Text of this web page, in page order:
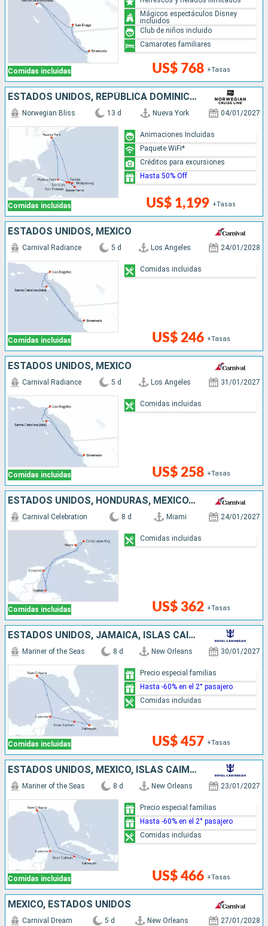
Comidas incluidas US$ 768 +Tasas
Mágicos espectáculos Disney
incluidos
Club de niños incluido
Camarotes familiares
ESTADOS UNIDOS, REPÚBLICA DOMINICANA, PUERTO RICO, SAN MARTÍN
Comidas incluidas
Norwegian Bliss 13 d Nueva York 04/01/2027
US$ 1,199 +Tasas
Animaciones Incluidas
Paquete WiFi*
Créditos para excursiones
Hasta 50% Off
ESTADOS UNIDOS, MÉXICO
Comidas incluidas
Carnival Radiance 5 d Los Angeles 24/01/2028
US$ 246 +Tasas
Comidas incluidas
ESTADOS UNIDOS, MÉXICO
Comidas incluidas
Carnival Radiance 5 d Los Angeles 31/01/2027
US$ 258 +Tasas
Comidas incluidas
ESTADOS UNIDOS, HONDURAS, MÉXICO, BAHAMAS
Comidas incluidas
Carnival Celebration 8 d Miami 24/01/2027
US$ 362 +Tasas
Comidas incluidas
ESTADOS UNIDOS, JAMAICA, ISLAS CAIMÁN, MÉXICO
Comidas incluidas
Mariner of the Seas 8 d New Orleans 30/01/2027
US$ 457 +Tasas
Precio especial familias
Hasta -60% en el 2° pasajero
Comidas incluidas
ESTADOS UNIDOS, MÉXICO, ISLAS CAIMÁN, JAMAICA
Comidas incluidas
Mariner of the Seas 8 d New Orleans 23/01/2027
US$ 466 +Tasas
Precio especial familias
Hasta -60% en el 2° pasajero
Comidas incluidas
MÉXICO, ESTADOS UNIDOS
Carnival Dream 5 d New Orleans 27/01/2028